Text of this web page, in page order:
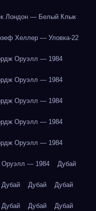
Лондон — Белый Клык
Хеллер — Уловка-22
Оруэлл — 1984
Оруэлл — 1984
Оруэлл — 1984
Оруэлл — 1984
Оруэлл — 1984
— 1984 Дубай
Дубай Дубай Дубай
Дубай Дубай Дубай